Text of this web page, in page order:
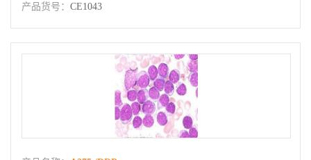
产品货号： CE1043